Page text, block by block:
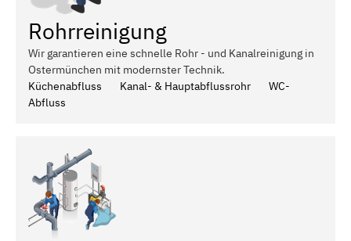
Rohrreinigung
Wir garantieren eine schnelle Rohr - und Kanalreinigung in
Ostermünchen mit modernster Technik.
Küchenabfluss
Kanal- & Hauptabflussrohr
WC-
Abfluss